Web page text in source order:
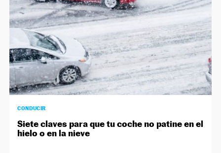
CONDUCIR
Siete claves para que tu coche no patine en el
hielo o en la nieve